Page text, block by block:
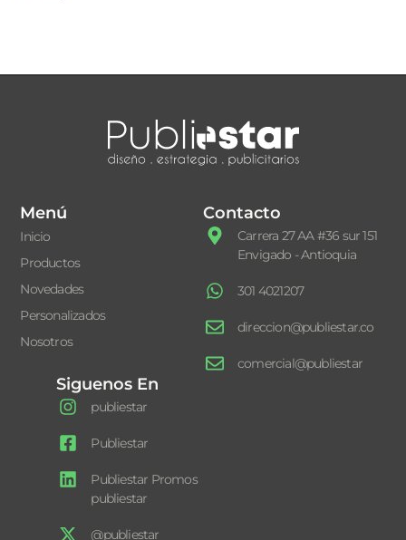
Menú
Inicio
Productos
Novedades
Personalizados
Nosotros
Contacto
Carrera 27 AA #36 sur 151
Envigado - Antioquia
301 4021207
direccion@publiestar.co
comercial@publiestar
Siguenos En
publiestar
Publiestar
Publiestar Promos
publiestar
@publiestar